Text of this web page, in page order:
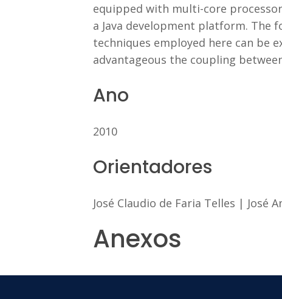
equipped with multi-core
a Java development platform.
techniques employed here can be
advantageous the coupling
Ano
2010
Orientadores
José Claudio de Faria Telles | José
Anexos